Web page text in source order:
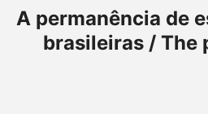
A permanência de
brasileiras / The